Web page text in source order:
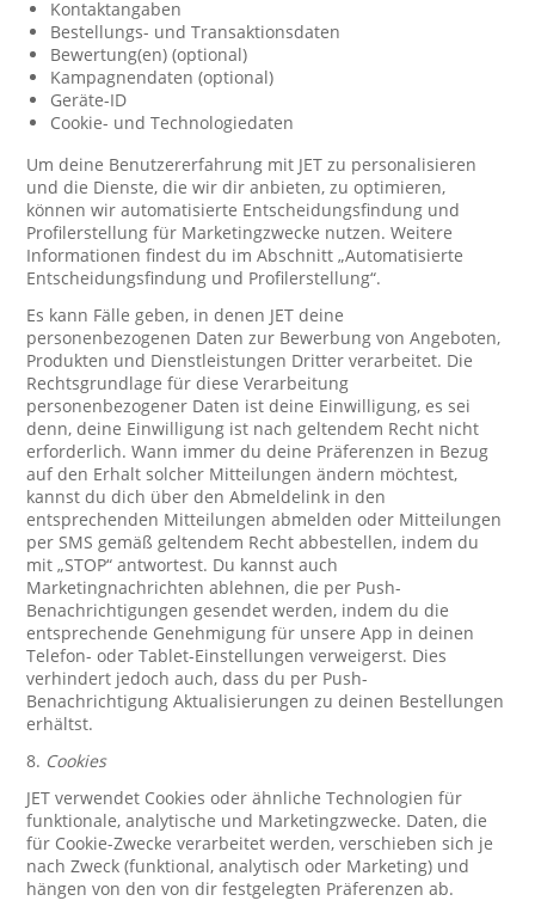
Kontaktangaben
Bestellungs- und Transaktionsdaten
Bewertung(en) (optional)
Kampagnendaten (optional)
Geräte-ID
Cookie- und Technologiedaten
Um deine Benutzererfahrung mit JET zu personalisieren
und die Dienste, die wir dir anbieten, zu optimieren,
können wir automatisierte Entscheidungsfindung und
Profilerstellung für Marketingzwecke nutzen. Weitere
Informationen findest du im Abschnitt „Automatisierte
Entscheidungsfindung und Profilerstellung“.
Es kann Fälle geben, in denen JET deine
personenbezogenen Daten zur Bewerbung von Angeboten,
Produkten und Dienstleistungen Dritter verarbeitet. Die
Rechtsgrundlage für diese Verarbeitung
personenbezogener Daten ist deine Einwilligung, es sei
denn, deine Einwilligung ist nach geltendem Recht nicht
erforderlich. Wann immer du deine Präferenzen in Bezug
auf den Erhalt solcher Mitteilungen ändern möchtest,
kannst du dich über den Abmeldelink in den
entsprechenden Mitteilungen abmelden oder Mitteilungen
per SMS gemäß geltendem Recht abbestellen, indem du
mit „STOP“ antwortest. Du kannst auch
Marketingnachrichten ablehnen, die per Push-
Benachrichtigungen gesendet werden, indem du die
entsprechende Genehmigung für unsere App in deinen
Telefon- oder Tablet-Einstellungen verweigerst. Dies
verhindert jedoch auch, dass du per Push-
Benachrichtigung Aktualisierungen zu deinen Bestellungen
erhältst.
8. Cookies
JET verwendet Cookies oder ähnliche Technologien für
funktionale, analytische und Marketingzwecke. Daten, die
für Cookie-Zwecke verarbeitet werden, verschieben sich je
nach Zweck (funktional, analytisch oder Marketing) und
hängen von den von dir festgelegten Präferenzen ab.